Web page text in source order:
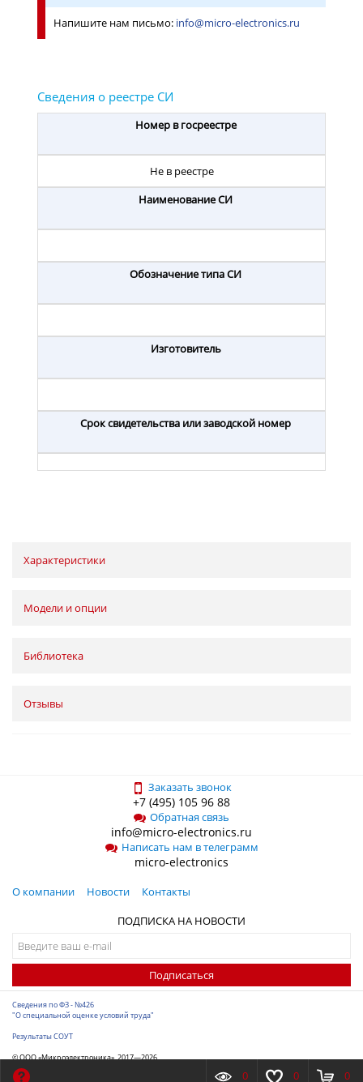
Напишите нам письмо: info@micro-electronics.ru
Номер в госреестре
Не в реестре
Наименование СИ
Обозначение типа СИ
Изготовитель
Срок свидетельства или заводской номер
Характеристики
Модели и опции
Библиотека
Отзывы
Заказать звонок
+7 (495) 105 96 88
Обратная связь
info@micro-electronics.ru
Написать нам в телеграмм
micro-electronics
О компании Новости
Контакты
ПОДПИСКА НА НОВОСТИ
Подписаться
Сведения по ФЗ - №426
"О специальной оценке условий труда"
Результаты СОУТ
© ООО «Микроэлектроника», 2017—2026
Разработка сайта
0 0 0